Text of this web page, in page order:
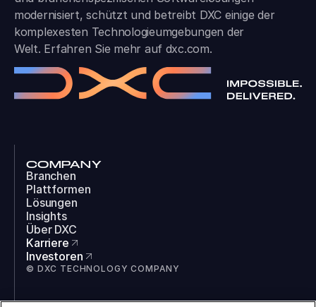
modernisiert, schützt und betreibt DXC einige der
komplexesten Technologieumgebungen der
Welt. Erfahren Sie mehr auf dxc.com.
COMPANY
Branchen
Plattformen
Lösungen
Insights
Über DXC
Karriere
Investoren
© DXC TECHNOLOGY COMPANY